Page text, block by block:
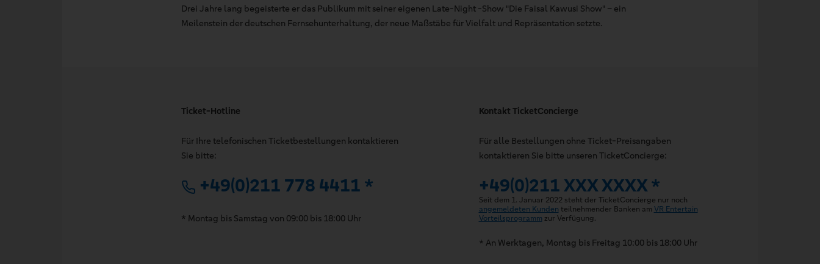
Drei Jahre lang begeisterte er das Publikum mit seiner eigenen Late-Night -Show "Die Faisal Kawusi Show" – ein
Meilenstein der deutschen Fernsehunterhaltung, der neue Maßstäbe für Vielfalt und Repräsentation setzte.
Ticket-Hotline
Für Ihre telefonischen Ticketbestellungen kontaktieren
Sie bitte:
+49(0)211 778 4411 *
* Montag bis Samstag von 09:00 bis 18:00 Uhr
Kontakt TicketConcierge
Für alle Bestellungen ohne Ticket-Preisangaben
kontaktieren Sie bitte unseren TicketConcierge:
+49(0)211 XXX XXXX *
Seit dem 1. Januar 2022 steht der TicketConcierge nur noch
angemeldeten Kunden teilnehmender Banken am VR Entertain
Vorteilsprogramm zur Verfügung.
* An Werktagen, Montag bis Freitag 10:00 bis 18:00 Uhr